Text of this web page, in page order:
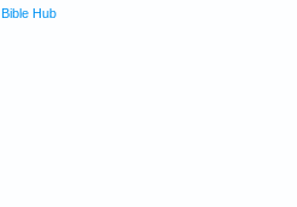
Bible Hub